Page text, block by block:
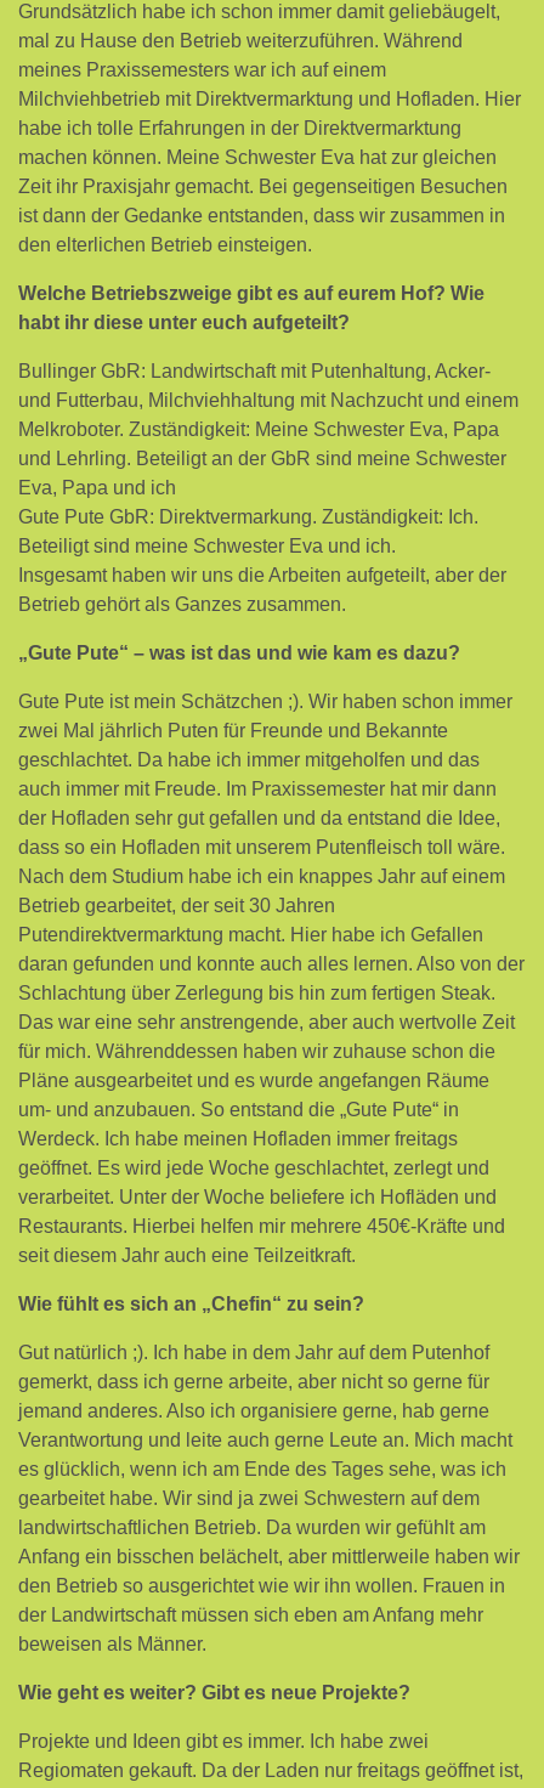
Grundsätzlich habe ich schon immer damit geliebäugelt,
mal zu Hause den Betrieb weiterzuführen. Während
meines Praxissemesters war ich auf einem
Milchviehbetrieb mit Direktvermarktung und Hofladen. Hier
habe ich tolle Erfahrungen in der Direktvermarktung
machen können. Meine Schwester Eva hat zur gleichen
Zeit ihr Praxisjahr gemacht. Bei gegenseitigen Besuchen
ist dann der Gedanke entstanden, dass wir zusammen in
den elterlichen Betrieb einsteigen.
Welche Betriebszweige gibt es auf eurem Hof? Wie
habt ihr diese unter euch aufgeteilt?
Bullinger GbR: Landwirtschaft mit Putenhaltung, Acker-
und Futterbau, Milchviehhaltung mit Nachzucht und einem
Melkroboter. Zuständigkeit: Meine Schwester Eva, Papa
und Lehrling. Beteiligt an der GbR sind meine Schwester
Eva, Papa und ich
Gute Pute GbR: Direktvermarkung. Zuständigkeit: Ich.
Beteiligt sind meine Schwester Eva und ich.
Insgesamt haben wir uns die Arbeiten aufgeteilt, aber der
Betrieb gehört als Ganzes zusammen.
„Gute Pute“ – was ist das und wie kam es dazu?
Gute Pute ist mein Schätzchen ;). Wir haben schon immer
zwei Mal jährlich Puten für Freunde und Bekannte
geschlachtet. Da habe ich immer mitgeholfen und das
auch immer mit Freude. Im Praxissemester hat mir dann
der Hofladen sehr gut gefallen und da entstand die Idee,
dass so ein Hofladen mit unserem Putenfleisch toll wäre.
Nach dem Studium habe ich ein knappes Jahr auf einem
Betrieb gearbeitet, der seit 30 Jahren
Putendirektvermarktung macht. Hier habe ich Gefallen
daran gefunden und konnte auch alles lernen. Also von der
Schlachtung über Zerlegung bis hin zum fertigen Steak.
Das war eine sehr anstrengende, aber auch wertvolle Zeit
für mich. Währenddessen haben wir zuhause schon die
Pläne ausgearbeitet und es wurde angefangen Räume
um- und anzubauen. So entstand die „Gute Pute“ in
Werdeck. Ich habe meinen Hofladen immer freitags
geöffnet. Es wird jede Woche geschlachtet, zerlegt und
verarbeitet. Unter der Woche beliefere ich Hofläden und
Restaurants. Hierbei helfen mir mehrere 450€-Kräfte und
seit diesem Jahr auch eine Teilzeitkraft.
Wie fühlt es sich an „Chefin“ zu sein?
Gut natürlich ;). Ich habe in dem Jahr auf dem Putenhof
gemerkt, dass ich gerne arbeite, aber nicht so gerne für
jemand anderes. Also ich organisiere gerne, hab gerne
Verantwortung und leite auch gerne Leute an. Mich macht
es glücklich, wenn ich am Ende des Tages sehe, was ich
gearbeitet habe. Wir sind ja zwei Schwestern auf dem
landwirtschaftlichen Betrieb. Da wurden wir gefühlt am
Anfang ein bisschen belächelt, aber mittlerweile haben wir
den Betrieb so ausgerichtet wie wir ihn wollen. Frauen in
der Landwirtschaft müssen sich eben am Anfang mehr
beweisen als Männer.
Wie geht es weiter? Gibt es neue Projekte?
Projekte und Ideen gibt es immer. Ich habe zwei
Regiomaten gekauft. Da der Laden nur freitags geöffnet ist,